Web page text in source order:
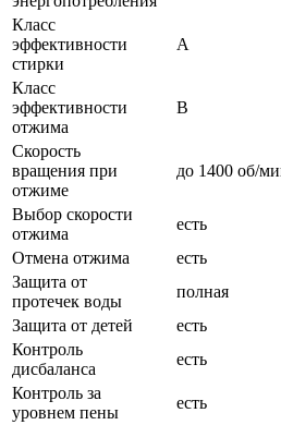
Класс
эффективности
стирки
A
Класс
эффективности
отжима
В
Скорость
вращения при
отжиме
до 1400 об/
Выбор скорости
отжима
есть
Отмена отжима
есть
Защита от
протечек воды
полная
Защита от детей
есть
Контроль
дисбаланса
есть
Контроль за
уровнем пены
есть